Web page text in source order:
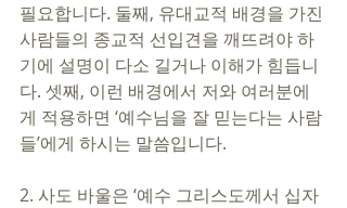
필요합니다. 둘째, 유대교적 배경을 가진
사람들의 종교적 선입견을 깨뜨려야 하
기에 설명이 다소 길거나 이해가 힘듭니
다. 셋째, 이런 배경에서 저와 여러분에
게 적용하면 ‘예수님을 잘 믿는다는 사람
들’에게 하시는 말씀입니다.
2. 사도 바울은 ‘예수 그리스도께서 십자